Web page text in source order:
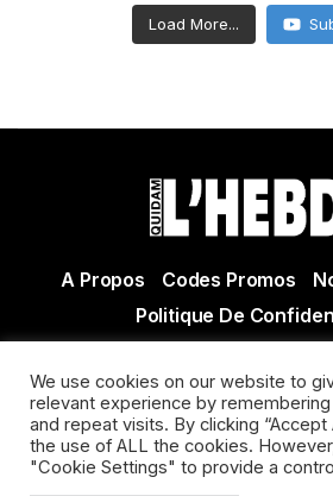
Load More...
A Propos Codes Promos
Politique De
Actualité Agen - Actualité en lot et
Villeneuve sur
We use cookies on our website to
relevant experience by
and repeat visits. By clicking “Accept
the use of ALL the cookies.
"Cookie Settings" to provide a